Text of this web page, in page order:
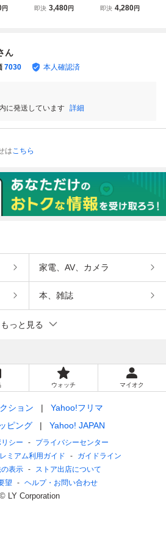
テナ
円
８５円★ ファミリ
即決 3,480円
８５円★ アテナ A
即決 4,280円
ん
7030 本人確認済
に発送しています 詳細
はこちら
家電、AV、カメラ
本、雑誌
もっと見る
ウォッチ マイオク
ション
Yahoo!フリマ
ピング
Yahoo! JAPAN
シー
プライバシーセンター
ミアム利用ガイド
ガイドライン
表示
ストア出店について
望
ヘルプ・お問い合わせ
© LY Corporation